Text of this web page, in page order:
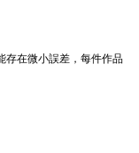
存在微小誤差，每件作品